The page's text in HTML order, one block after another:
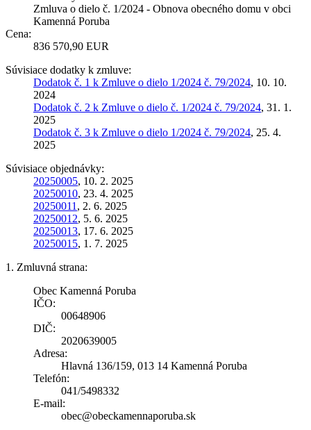
Zmluva o dielo č. 1/2024 - Obnova obecného domu v obci
Kamenná Poruba
Cena:
836 570,90 EUR
Súvisiace dodatky k zmluve:
Dodatok č. 1 k Zmluve o dielo 1/2024 č. 79/2024, 10. 10.
2024
Dodatok č. 2 k Zmluve o dielo č. 1/2024 č. 79/2024, 31. 1.
2025
Dodatok č. 3 k Zmluve o dielo 1/2024 č. 79/2024, 25. 4.
2025
Súvisiace objednávky:
20250005, 10. 2. 2025
20250010, 23. 4. 2025
20250011 , 2. 6. 2025
20250012, 5. 6. 2025
20250013, 17. 6. 2025
20250015, 1. 7. 2025
1. Zmluvná strana:
Obec Kamenná Poruba
IČO:
00648906
DIČ:
2020639005
Adresa:
Hlavná 136/159, 013 14 Kamenná Poruba
Telefón:
041/5498332
E-mail:
obec@obeckamennaporuba.sk